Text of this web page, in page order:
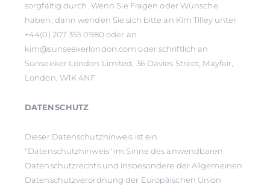
sorgfältig durch. Wenn Sie Fragen oder Wünsche
haben, dann wenden Sie sich bitte an Kim Tilley unter
+44(0) 207 355 0980 oder an
kim@sunseekerlondon.com oder schriftlich an
Sunseeker London Limited, 36 Davies Street, Mayfair,
London, W1K 4NF.
DATENSCHUTZ
Dieser Datenschutzhinweis ist ein
"Datenschutzhinweis" im Sinne des anwendbaren
Datenschutzrechts und insbesondere der Allgemeinen
Datenschutzverordnung der Europäischen Union